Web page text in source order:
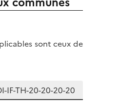
sont ceux de